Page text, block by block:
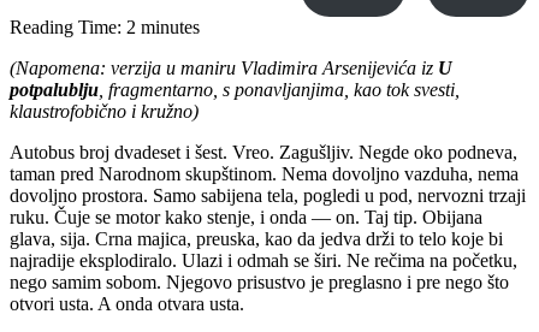
Reading Time: 2 minutes
(Napomena: verzija u maniru Vladimira Arsenijevića iz U
potpalublju , fragmentarno, s ponavljanjima, kao tok svesti,
klaustrofobično i kružno)
Autobus broj dvadeset i šest. Vreo. Zagušljiv. Negde oko podneva,
taman pred Narodnom skupštinom. Nema dovoljno vazduha, nema
dovoljno prostora. Samo sabijena tela, pogledi u pod, nervozni trzaji
ruku. Čuje se motor kako stenje, i onda — on. Taj tip. Obijana
glava, sija. Crna majica, preuska, kao da jedva drži to telo koje bi
najradije eksplodiralo. Ulazi i odmah se širi. Ne rečima na početku,
nego samim sobom. Njegovo prisustvo je preglasno i pre nego što
otvori usta. A onda otvara usta.